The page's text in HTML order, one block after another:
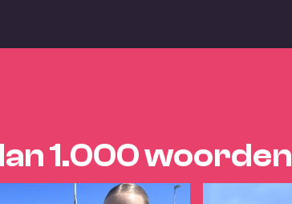
1.000 woorden